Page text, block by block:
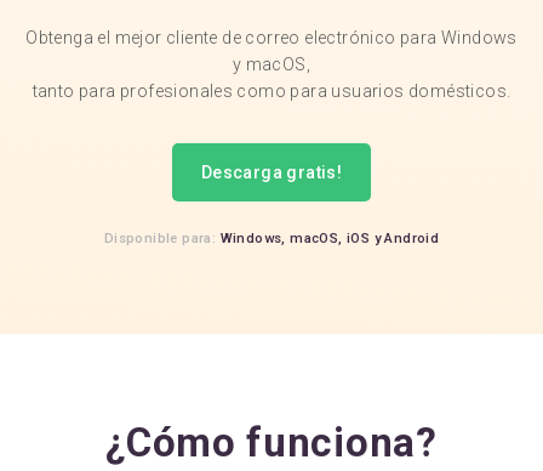
Obtenga el mejor cliente de correo electrónico para Windows
y macOS,
tanto para profesionales como para usuarios domésticos.
Descarga gratis!
Disponible para: Windows, macOS, iOS y Android
¿Cómo funciona?